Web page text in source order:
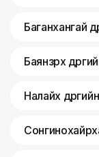
Баганхангай
Баянзүрх
Налайх